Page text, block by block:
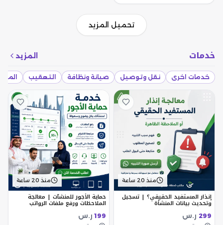
تحميل المزيد
خدمات المزيد
خدمات اخرى نقل وتوصيل صيانة ونظافة التعقيب
منذ 20 ساعة
إنذار المستفيد الحقيقي؟ | تسجيل
وتحديث بيانات المنشأة
299 ر.س
منذ 20 ساعة
حماية الأجور للمنشآت | معالجة
الملاحظات ورفع ملفات الرواتب
199 ر.س